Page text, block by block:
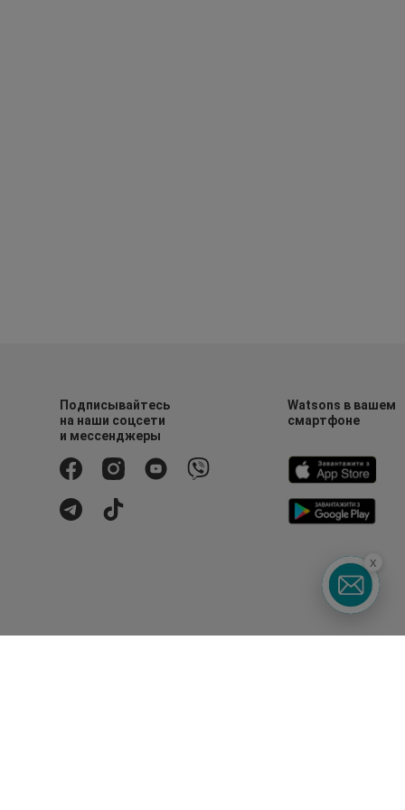
Подписывайтесь
на наши соцсети
и мессенджеры
Watsons в вашем
смартфоне
x